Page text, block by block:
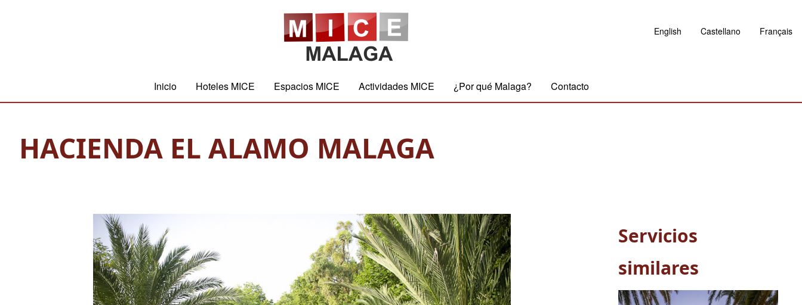
English Castellano Français
Inicio Hoteles MICE Espacios MICE Actividades MICE ¿Por qué Malaga? Contacto
HACIENDA EL ALAMO MALAGA
Servicios
similares